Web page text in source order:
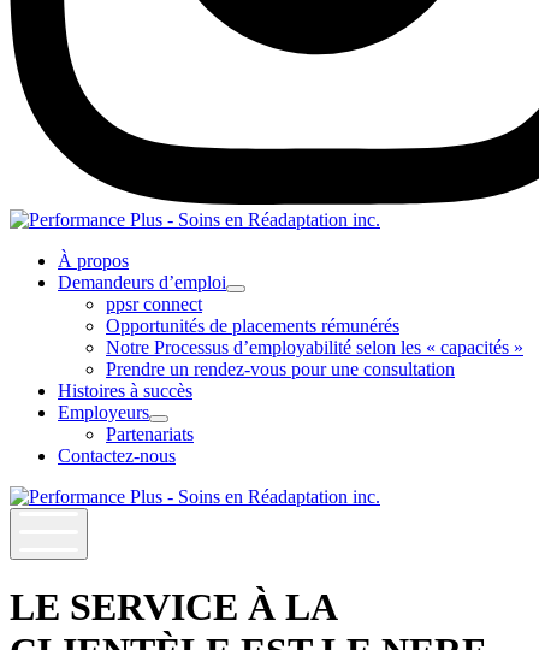
Instagram
À propos
Demandeurs d’emploi
Ouvrir
le
menu
de
la
ppsr connect
Opportunités de placements rémunérés
Notre Processus d’employabilité selon les « capacités »
Prendre un rendez-vous pour une consultation
Histoires à succès
Employeurs
Ouvrir
le
menu
la
Partenariats
Contactez-nous
LE SERVICE À LA